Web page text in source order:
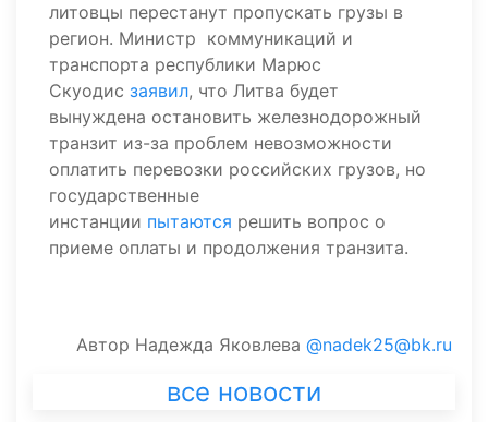
литовцы перестанут пропускать грузы в
регион. Министр коммуникаций и
транспорта республики Марюс
Скуодис заявил, что Литва будет
вынуждена остановить железнодорожный
транзит из-за проблем невозможности
оплатить перевозки российских грузов, но
государственные
инстанции пытаются решить вопрос о
приеме оплаты и продолжения транзита.
Автор Надежда Яковлева @nadek25@bk.ru
все новости